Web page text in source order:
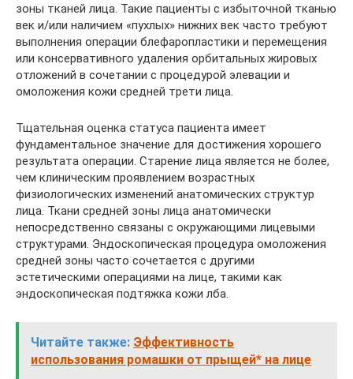
зоны тканей лица. Такие пациенты с избыточной тканью
век и/или наличием «пухлых» нижних век часто требуют
выполнения операции блефаропластики и перемещения
или консервативного удаления орбитальных жировых
отложений в сочетании с процедурой элевации и
омоложения кожи средней трети лица.
Тщательная оценка статуса пациента имеет
фундаментальное значение для достижения хорошего
результата операции. Старение лица является не более,
чем клиническим проявлением возрастных
физиологических изменений анатомических структур
лица. Ткани средней зоны лица анатомически
непосредственно связаны с окружающими лицевыми
структурами. Эндоскопическая процедура омоложения
средней зоны часто сочетается с другими
эстетическими операциями на лице, такими как
эндоскопическая подтяжка кожи лба.
Читайте также: Эффективность
использования ромашки от прыщей* на лице